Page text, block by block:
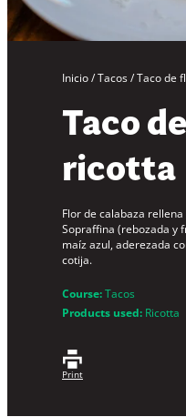
Inicio/Tacos/Taco de
Taco
ricotta
Flor de calabaza rellena
Sopraffina (rebozada y
maíz azul, aderezada
cotija.
Course:Tacos
Products used: Ricotta
Print